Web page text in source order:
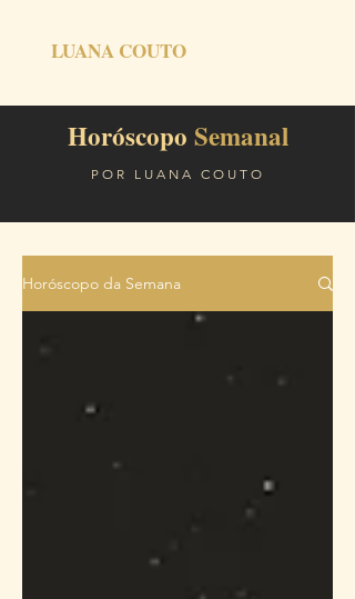
LUANA COUTO
Horóscopo Semanal
POR LUANA COUTO
Horóscopo da Semana